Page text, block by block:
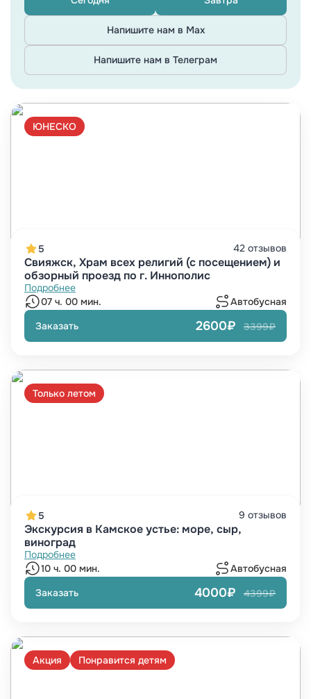
ЮНЕСКО
5 42 отзывов
Свияжск, Храм всех религий (с посещением) и
обзорный проезд по г. Иннополис
Подробнее
07 ч. 00 мин.
Автобусная
Заказать
2600₽ 3399₽
Только летом
5 9 отзывов
Экскурсия в Камское устье: море, сыр,
виноград
Подробнее
10 ч. 00 мин.
Автобусная
Заказать
4000₽ 4399₽
Акция Понравится детям
Напишите нам в Max
Напишите нам в Телеграм